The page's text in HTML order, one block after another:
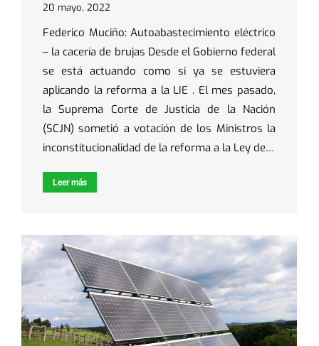
20 mayo, 2022
Federico Muciño: Autoabastecimiento eléctrico
– la cacería de brujas Desde el Gobierno federal
se está actuando como si ya se estuviera
aplicando la reforma a la LIE . El mes pasado,
la Suprema Corte de Justicia de la Nación
(SCJN) sometió a votación de los Ministros la
inconstitucionalidad de la reforma a la Ley de…
Leer más